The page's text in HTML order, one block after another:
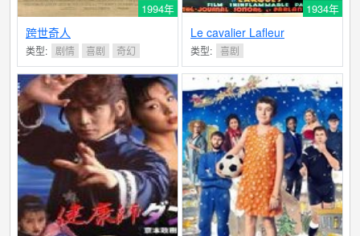
1994年
跨世奇人
类型: 剧情 喜剧 奇幻
1934年
Le cavalier Lafleur
类型: 喜剧